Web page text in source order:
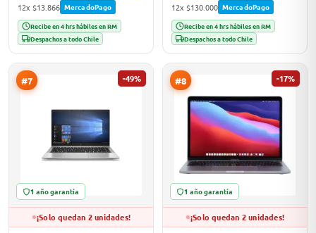
12x $13.866 MercadoPago
Recibe en 4 hrs hábiles en RM
Despachos a todo Chile
12x $130.000 MercadoPago
Recibe en 4 hrs hábiles en RM
Despachos a todo Chile
#7 -49%
1 año garantía
¡Solo quedan 2 unidades!
#8 -17%
1 año garantía
¡Solo quedan 2 unidades!